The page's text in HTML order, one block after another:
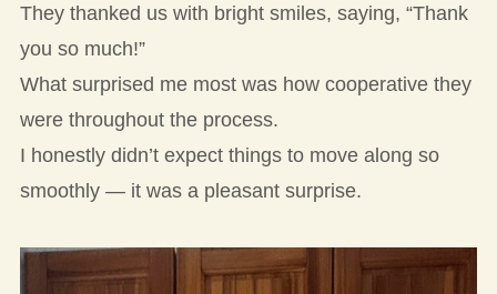
They thanked us with bright smiles, saying, “Thank
you so much!”
What surprised me most was how cooperative they
were throughout the process.
I honestly didn’t expect things to move along so
smoothly — it was a pleasant surprise.